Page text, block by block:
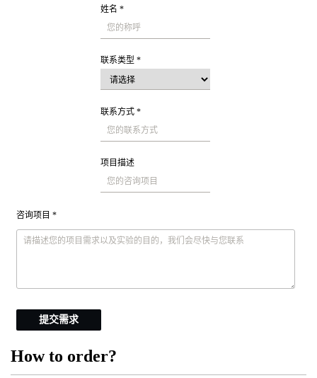
姓名 *
联系类型 *
联系方式 *
项目描述
咨询项目 *
提交需求
How to order?